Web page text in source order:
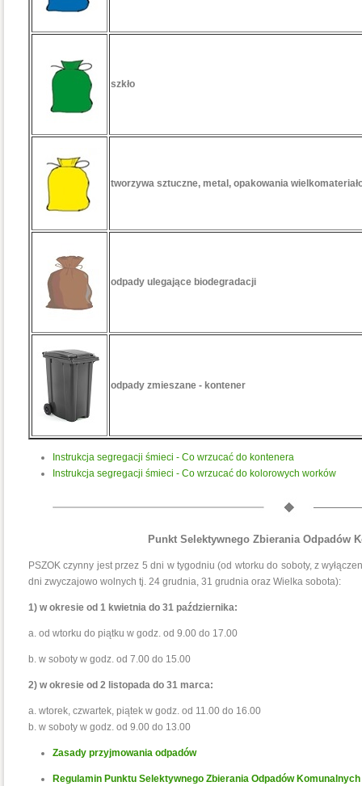
szkło
tworzywa sztuczne, metal, opakowania
odpady ulegające biodegradacji
odpady zmieszane - kontener
Instrukcja segregacji śmieci - Co wrzucać do kontenera
Instrukcja segregacji śmieci - Co wrzucać do kolorowych worków
Punkt Selektywnego Zbierania Odpadów
PSZOK czynny jest przez 5 dni w tygodniu (od wtorku do soboty, z
dni zwyczajowo wolnych tj. 24 grudnia, 31 grudnia oraz Wielka sobota):
1) w okresie od 1 kwietnia do 31 października:
a. od wtorku do piątku w godz. od 9.00 do 17.00
b. w soboty w godz. od 7.00 do 15.00
2) w okresie od 2 listopada do 31 marca:
a. wtorek, czwartek, piątek w godz. od 11.00 do 16.00
b. w soboty w godz. od 9.00 do 13.00
Zasady przyjmowania odpadów
Regulamin Punktu Selektywnego Zbierania Odpadów